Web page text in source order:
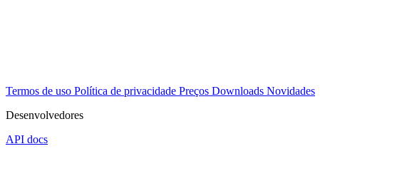
Termos de uso Política de privacidade Preços Downloads Novidades
Desenvolvedores
API docs